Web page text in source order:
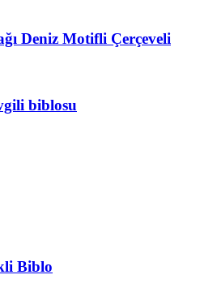
Deniz Motifli Çerçeveli
biblosu
Biblo